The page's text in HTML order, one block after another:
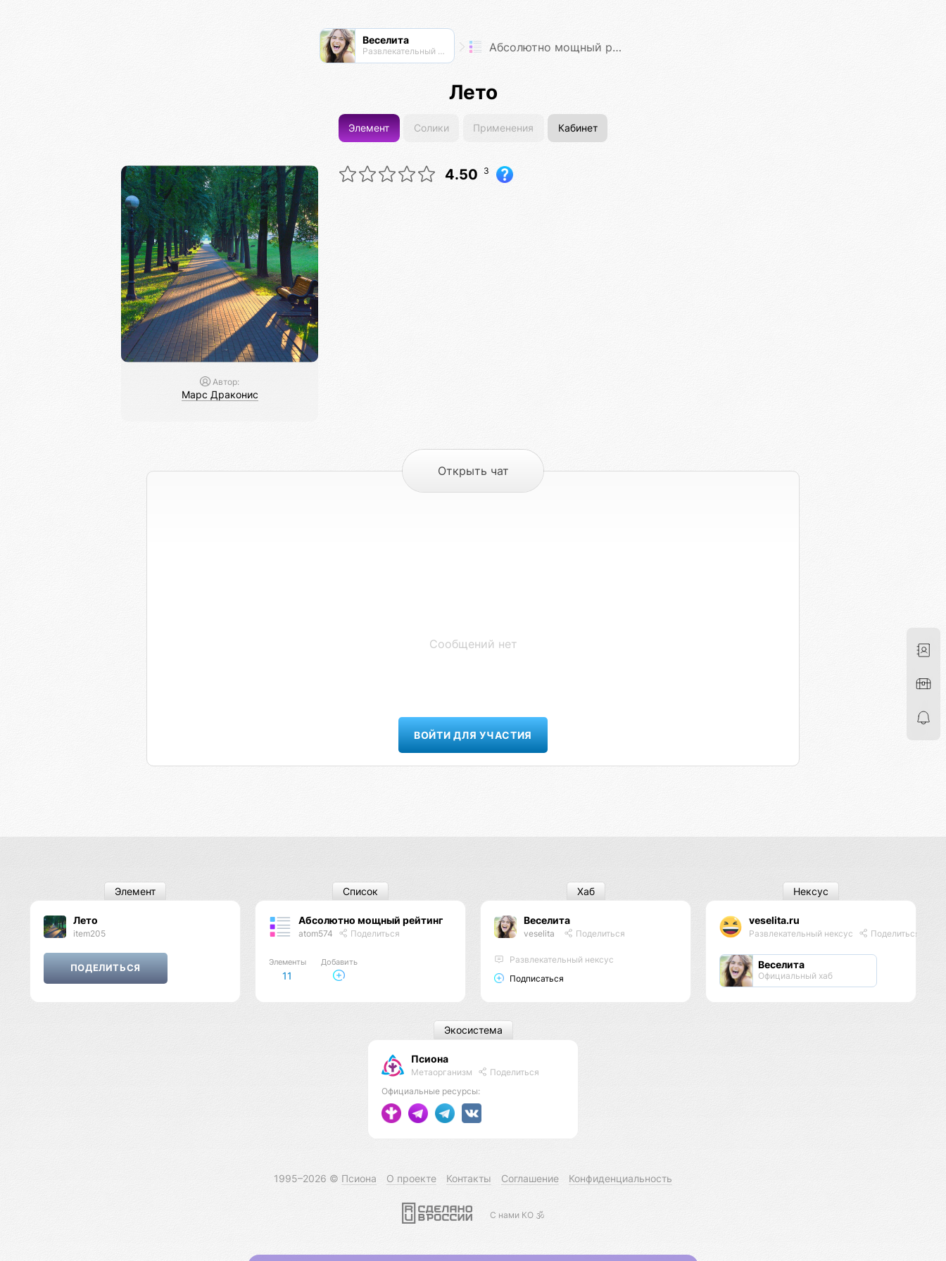
Веселита
Развлекательный нексус Абсолютно мощный рейтинг
Лето
Элемент Солики Применения Кабинет
Автор:
Марс Драконис
4.50 3
Открыть чат
Сообщений нет
ВОЙТИ ДЛЯ УЧАСТИЯ
Лето
item205
Элемент
Абсолютно мощный рейтинг
atom574 Поделиться
Элементы
11
Добавить
Список
Веселита
veselita Поделиться
Развлекательный нексус
Подписаться
Хаб
veselita.ru
Развлекательный нексус Поделиться
Веселита
Официальный хаб
Нексус
Псиона
Метаорганизм
Поделиться
Официальные ресурсы:
Экосистема
1995–2026 © Псиона О проекте Контакты Соглашение Конфиденциальность
С нами КО 🕉️